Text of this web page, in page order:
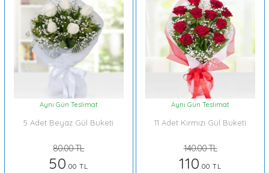
Aynı Gün Teslimat
5 Adet Beyaz Gül Buketi
80.00 TL
50.00 TL
Aynı Gün Teslimat
11 Adet Kırmızı Gül Buketi
140.00 TL
110.00 TL